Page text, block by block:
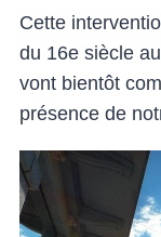
Cette
du 16e siècle
vont bientôt
présence de